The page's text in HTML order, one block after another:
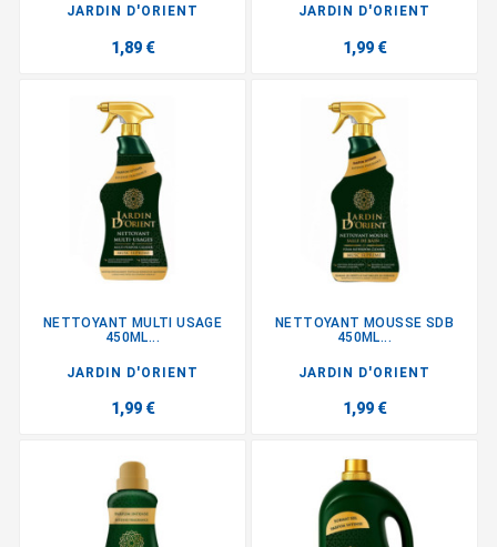
JARDIN D'ORIENT
1,89 €
JARDIN D'ORIENT
1,99 €
NETTOYANT MULTI USAGE
450ML...
JARDIN D'ORIENT
1,99 €
NETTOYANT MOUSSE SDB
450ML...
JARDIN D'ORIENT
1,99 €